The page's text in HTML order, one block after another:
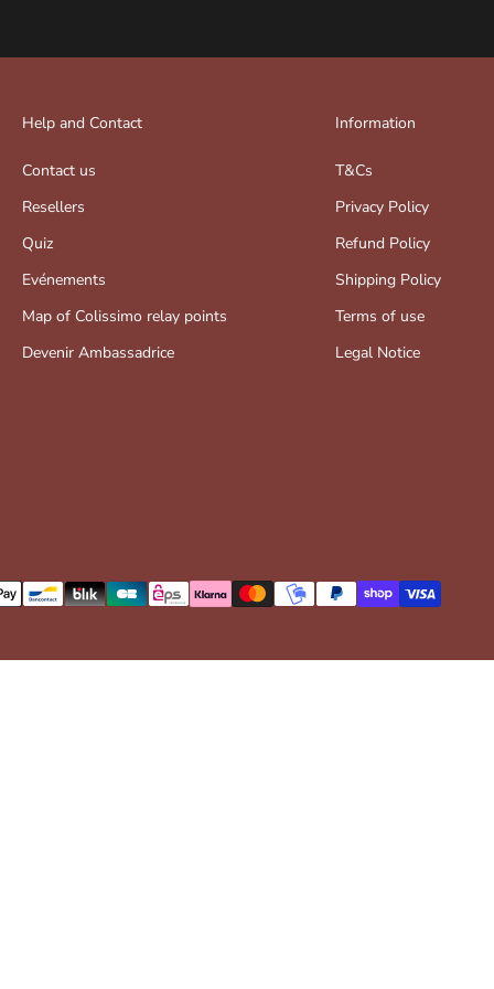
Help and Contact
Contact us
Resellers
Quiz
Evénements
Map of Colissimo relay points
Devenir Ambassadrice
Information
T&Cs
Privacy Policy
Refund Policy
Shipping Policy
Terms of use
Legal Notice